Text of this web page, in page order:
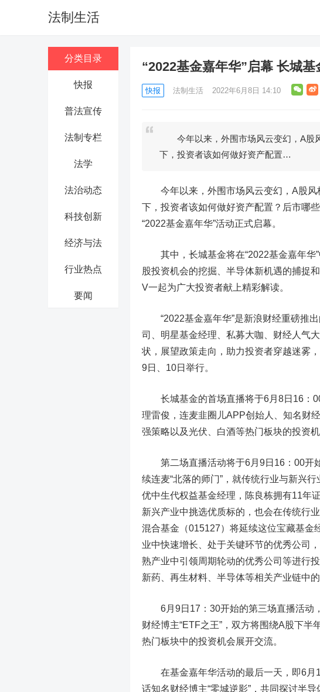
法制生活
分类目录
快报
普法宣传
法制专栏
法学
法治动态
科技创新
经济与法
行业热点
要闻
“2022基金嘉年华”启幕 长城
快报 法制生活 2022年6月8日 14:10
今年以来，外围市场风云变幻，A股
下，投资者该如何做好资产配置…
今年以来，外围市场风云变幻，A股风
下，投资者该如何做好资产配置？后市哪
“2022基金嘉年华”活动正式启幕。
其中，长城基金将在“2022基金嘉年华”
股投资机会的挖掘、半导体新机遇的捕捉
V一起为广大投资者献上精彩解读。
“2022基金嘉年华”是新浪财经重磅推出
司、明星基金经理、私募大咖、财经人气
状，展望政策走向，助力投资者穿越迷雾
9日、10日举行。
长城基金的首场直播将于6月8日16：
理雷俊，连麦韭圈儿APP创始人、知名财
强策略以及光伏、白酒等热门板块的投资机
第二场直播活动将于6月9日16：00开
续连麦“北落的师门”，就传统行业与新兴
优中生代权益基金经理，陈良栋拥有11年
新兴产业中挑选优质标的，也会在传统行
混合基金（015127）将延续这位宝藏基金
业中快速增长、处于关键环节的优秀公司
熟产业中引领周期轮动的优秀公司等进行
新药、再生材料、半导体等相关产业链中的
6月9日17：30开始的第三场直播活动
财经博主“ETF之王”，双方将围绕A股下
热门板块中的投资机会展开交流。
在基金嘉年华活动的最后一天，即6月
话知名财经博主“零城逆影”，共同探讨半